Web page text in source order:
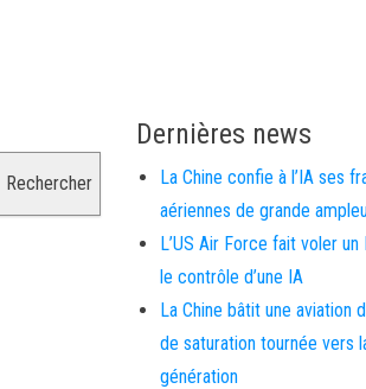
Rechercher
Dernières news
La Chine confie à l’IA ses
aériennes de grande
L’US Air Force fait voler un
le contrôle d’une IA
La Chine bâtit une aviation
de saturation tournée vers
génération